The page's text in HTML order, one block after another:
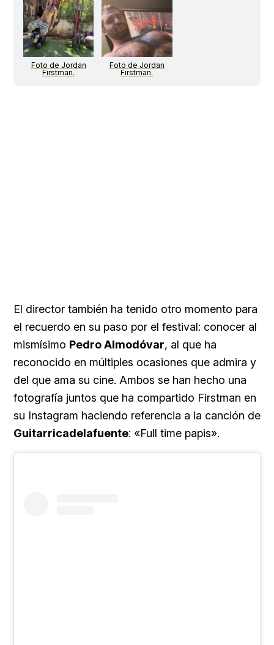
Foto de Jordan
Firstman.
Foto de Jordan
Firstman.
El director también ha tenido otro momento para
el recuerdo en su paso por el festival: conocer al
mismísimo Pedro Almodóvar, al que ha
reconocido en múltiples ocasiones que admira y
del que ama su cine. Ambos se han hecho una
fotografía juntos que ha compartido Firstman en
su Instagram haciendo referencia a la canción de
Guitarricadelafuente: «Full time papis».